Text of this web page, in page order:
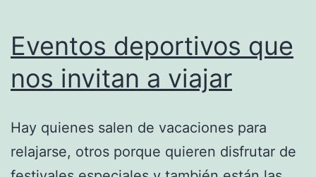
Eventos deportivos que
nos invitan a viajar
Hay quienes salen de vacaciones para
relajarse, otros porque quieren disfrutar de